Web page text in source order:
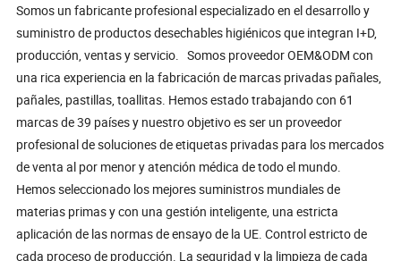
Somos un fabricante profesional especializado en el desarrollo y
suministro de productos desechables higiénicos que integran I+D,
producción, ventas y servicio. Somos proveedor OEM&ODM con
una rica experiencia en la fabricación de marcas privadas pañales,
pañales, pastillas, toallitas. Hemos estado trabajando con 61
marcas de 39 países y nuestro objetivo es ser un proveedor
profesional de soluciones de etiquetas privadas para los mercados
de venta al por menor y atención médica de todo el mundo.
Hemos seleccionado los mejores suministros mundiales de
materias primas y con una gestión inteligente, una estricta
aplicación de las normas de ensayo de la UE. Control estricto de
cada proceso de producción. La seguridad y la limpieza de cada